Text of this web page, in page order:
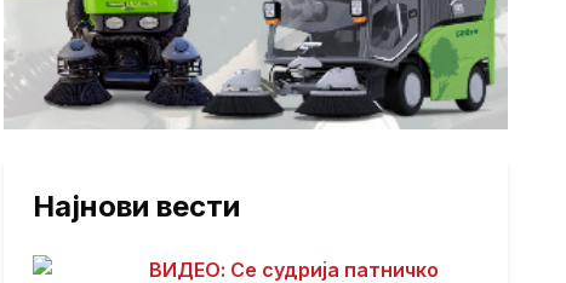
Најнови вести
ВИДЕО: Се судрија патничко